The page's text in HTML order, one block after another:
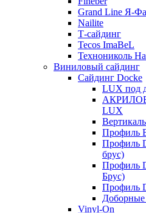
Grand Line Я-
Nailite
Т-сайдинг
Tecos ImaBeL
Технониколь
Виниловый сайдинг
Сайдинг Docke
LUX под
LUX
Профиль
Профиль
брус)
Профиль
Брус)
Профиль
Vinyl-On